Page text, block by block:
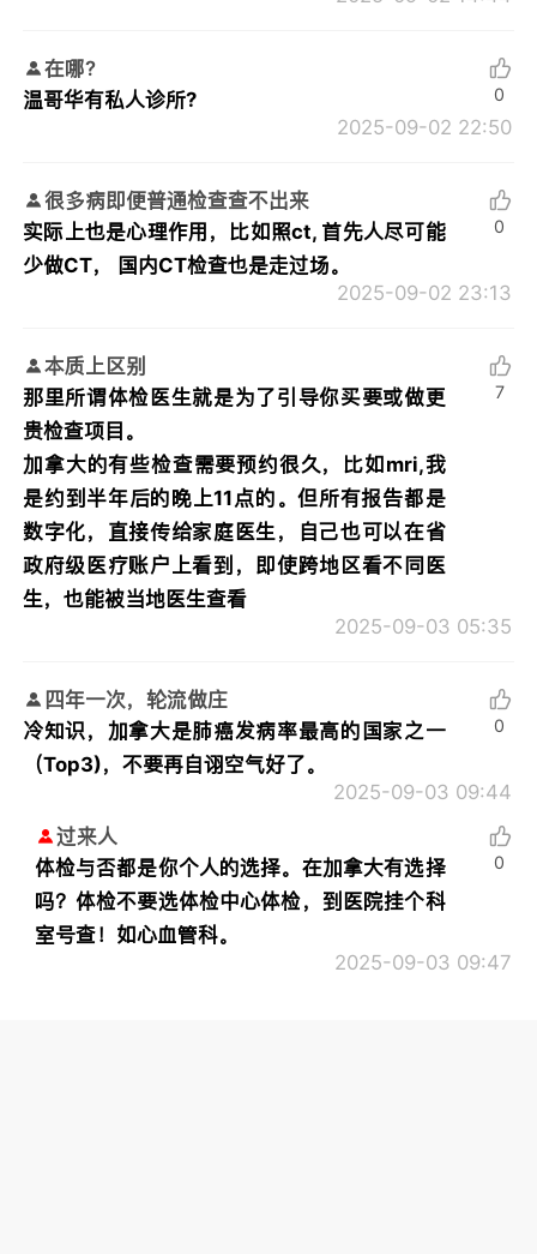
在哪?
温哥华有私人诊所?
2025-09-02 22:50
0
很多病即便普通检查查不出来
实际上也是心理作用，比如照ct, 首先人尽可能
少做CT， 国内CT检查也是走过场。
2025-09-02 23:13
0
本质上区别
那里所谓体检医生就是为了引导你买要或做更
贵检查项目。
加拿大的有些检查需要预约很久，比如mri,我
是约到半年后的晚上11点的。但所有报告都是
数字化，直接传给家庭医生，自己也可以在省
政府级医疗账户上看到，即使跨地区看不同医
生，也能被当地医生查看
2025-09-03 05:35
7
四年一次，轮流做庄
冷知识，加拿大是肺癌发病率最高的国家之一
（Top3)，不要再自诩空气好了。
2025-09-03 09:44
0
过来人
体检与否都是你个人的选择。在加拿大有选择
吗？体检不要选体检中心体检，到医院挂个科
室号查！如心血管科。
2025-09-03 09:47
0